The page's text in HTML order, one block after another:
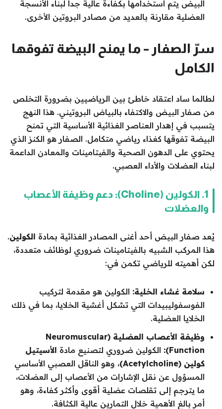
البيض يتم استخدامها بكفاءة عالية جداً لبناء الأنسجة
العضلية مقارنة بالعديد من مصادر البروتين الأخرى.
سرّ الصفار – ما يمنح البيضة تفوقها
الكامل
لطالما ساد اعتقاد خاطئ بين الرياضيين بضرورة التخلص
من صفار البيض والاكتفاء بالبياض البروتيني. هذا النهج
يتسبب في إهدار العناصر الغذائية الأساسية التي تمنح
البيضة تفوقها كغذاء رياضي متكامل. الصفار هو الكنز الذي
يحتوي على الدهون الصحية والفيتامينات والمعادن الداعمة
لبناء العضلات والأداء العصبي.
1. الكولين (Choline): دعم وظيفة الأعصاب
والعضلات
يُعد صفار البيض أحد أغنى المصادر الغذائية بمادة الكولين.
هذا المركب الشبيه بالفيتامينات ضروري لوظائف متعددة،
لكن أهميته للرياضي تكمن في:
سلامة غشاء الخلية: الكولين هو مقدمة لتركيب
الفوسفوليبيدات التي تشكل أغشية الخلايا، بما في ذلك
الخلايا العضلية.
وظيفة الأعصاب العضلية (Neuromuscular
Function):
الكولين ضروري لتصنيع مادة الأسيتيل
كولين (Acetylcholine)
، وهو الناقل العصبي الأساسي
المسؤول عن نقل الإشارات من الأعصاب إلى العضلات،
ما يترجم إلى تقلصات عضلية أقوى وأكثر كفاءة، وهو
أمر بالغ الأهمية خلال التمارين عالية الكثافة.